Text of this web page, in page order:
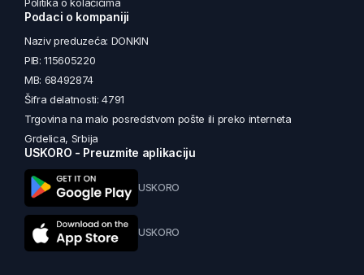
Podaci o kompaniji
Naziv preduzeća: DONKIN
PIB: 115605220
MB: 68492874
Šifra delatnosti: 4791
Trgovina na malo posredstvom pošte ili preko interneta
Grdelica, Srbija
USKORO - Preuzmite aplikaciju
USKORO
USKORO